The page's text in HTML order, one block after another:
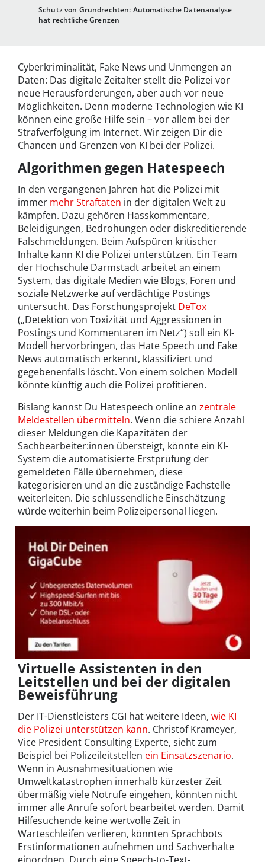
Schutz von Grundrechten: Automatische Datenanalyse
hat rechtliche Grenzen
Cyberkriminalität, Fake News und Unmengen an
Daten: Das digitale Zeitalter stellt die Polizei vor
neue Herausforderungen, aber auch vor neue
Möglichkeiten. Denn moderne Technologien wie KI
können eine große Hilfe sein – vor allem bei der
Strafverfolgung im Internet. Wir zeigen Dir die
Chancen und Grenzen von KI bei der Polizei.
Algorithmen gegen Hatespeech
In den vergangenen Jahren hat die Polizei mit
immer mehr Straftaten in der digitalen Welt zu
kämpfen. Dazu gehören Hasskommentare,
Beleidigungen, Bedrohungen oder diskreditierende
Falschmeldungen. Beim Aufspüren kritischer
Inhalte kann KI die Polizei unterstützen. Ein Team
der Hochschule Darmstadt arbeitet an einem
System, das digitale Medien wie Blogs, Foren und
soziale Netzwerke auf verdächtige Postings
untersucht. Das Forschungsprojekt DeTox
(„Detektion von Toxizität und Aggressionen in
Postings und Kommentaren im Netz“) soll ein KI-
Modell hervorbringen, das Hate Speech und Fake
News automatisch erkennt, klassifiziert und
gegebenenfalls löscht. Von einem solchen Modell
könnte künftig auch die Polizei profitieren.
Bislang kannst Du Hatespeech online an zentrale
Meldestellen übermitteln. Wenn die schiere Anzahl
dieser Meldungen die Kapazitäten der
Sachbearbeiter:innen übersteigt, könnte ein KI-
System die automatisierte Erstprüfung der
gemeldeten Fälle übernehmen, diese
kategorisieren und an die zuständige Fachstelle
weiterleiten. Die schlussendliche Einschätzung
würde weiterhin beim Polizeipersonal liegen.
Virtuelle Assistenten in den
Leitstellen und bei der digitalen
Beweisführung
Der IT-Dienstleisters CGI hat weitere Ideen, wie KI
die Polizei unterstützen kann. Christof Krameyer,
Vice President Consulting Experte, sieht zum
Beispiel bei Polizeileitstellen ein Einsatzszenario.
Wenn in Ausnahmesituationen wie
Umweltkatastrophen innerhalb kürzester Zeit
übermäßig viele Notrufe eingehen, könnten nicht
immer alle Anrufe sofort bearbeitet werden. Damit
Hilfesuchende keine wertvolle Zeit in
Warteschleifen verlieren, könnten Sprachbots
Erstinformationen aufnehmen und Sachverhalte